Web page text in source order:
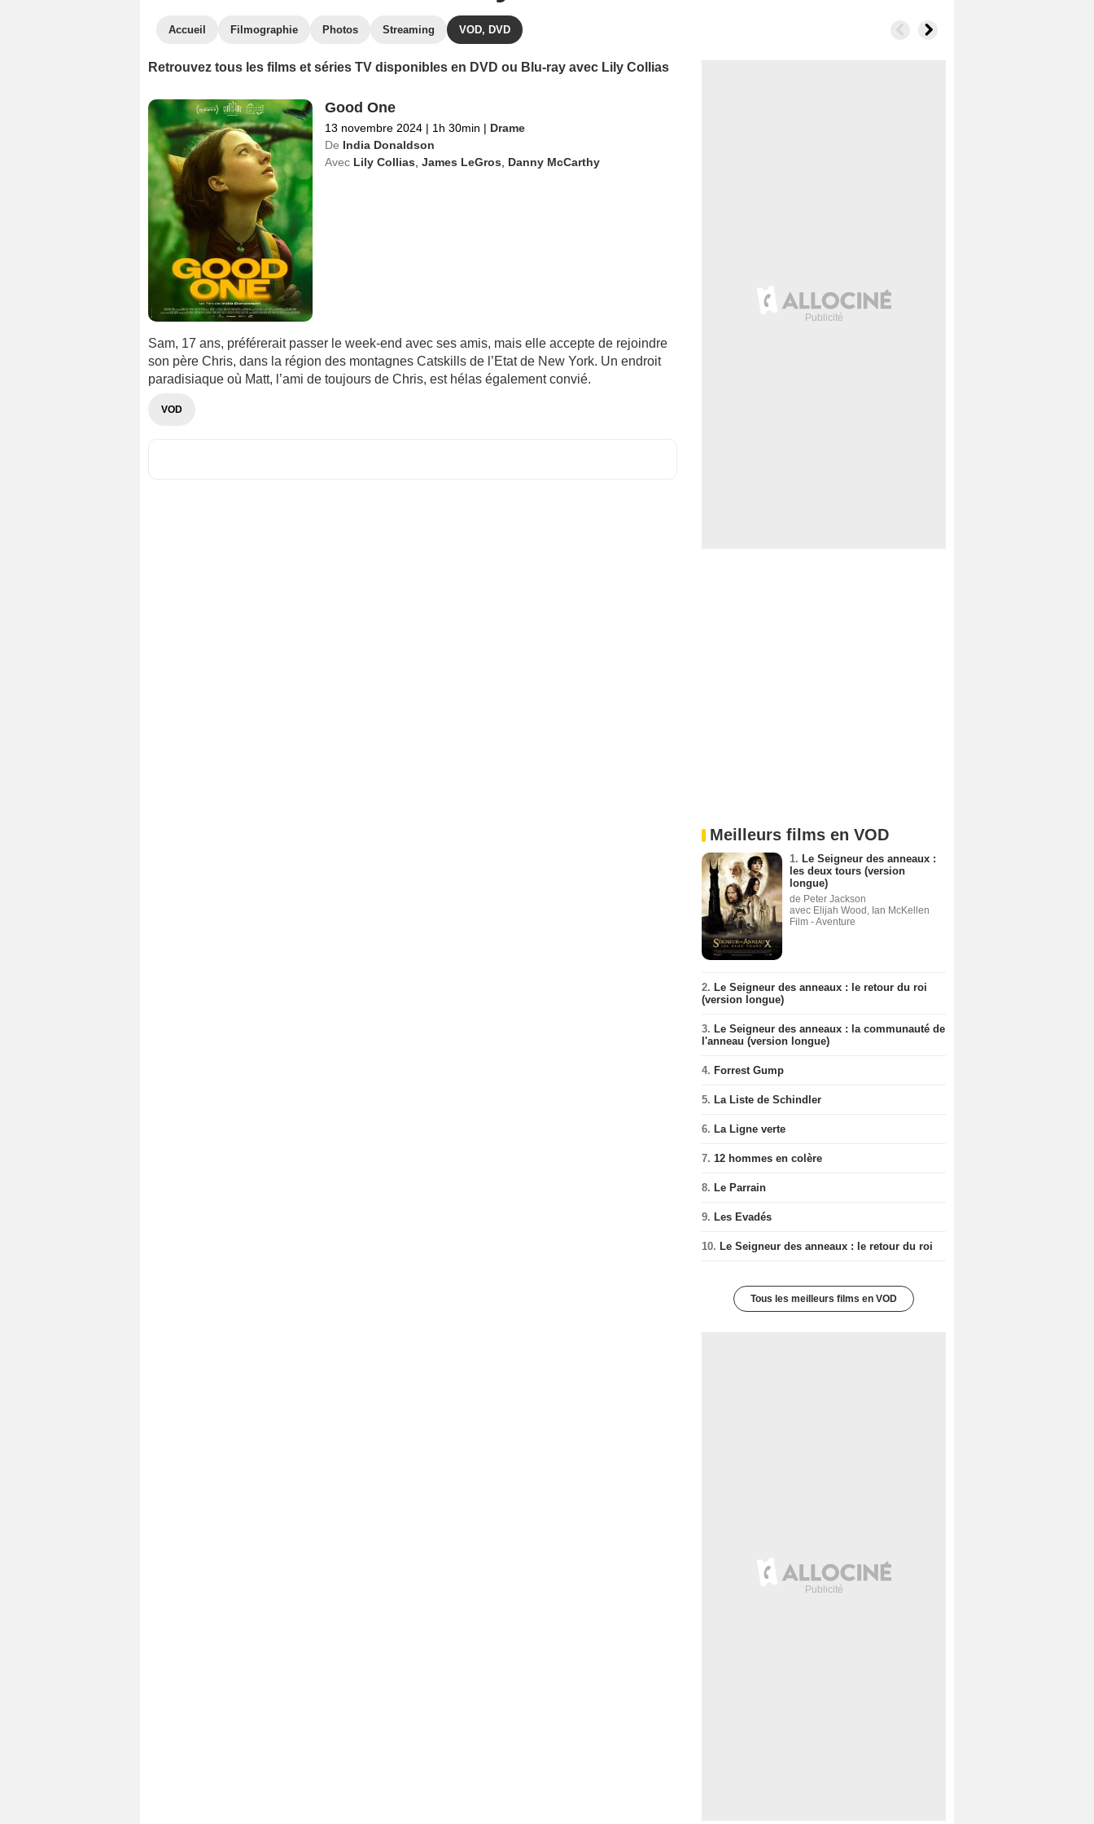
Accueil Filmographie Photos Streaming VOD, DVD
Retrouvez tous les films et séries TV disponibles en DVD ou Blu-ray avec Lily Collias
Good One
13 novembre 2024 | 1h 30min | Drame
De India Donaldson
Avec Lily Collias James LeGros Danny McCarthy
Sam, 17 ans, préférerait passer le week-end avec ses amis, mais elle accepte de rejoindre
son père Chris, dans la région des montagnes Catskills de l’Etat de New York. Un endroit
paradisiaque où Matt, l’ami de toujours de Chris, est hélas également convié.
VOD
Meilleurs films en VOD
1. Le Seigneur des anneaux :
les deux tours (version
longue)
de Peter Jackson
avec Elijah Wood, Ian McKellen
Film - Aventure
2. Le Seigneur des anneaux : le retour du roi
(version longue)
3. Le Seigneur des anneaux : la communauté de
l'anneau (version longue)
4. Forrest Gump
5. La Liste de Schindler
6. La Ligne verte
7. 12 hommes en colère
8. Le Parrain
9. Les Evadés
10. Le Seigneur des anneaux : le retour du roi
Tous les meilleurs films en VOD